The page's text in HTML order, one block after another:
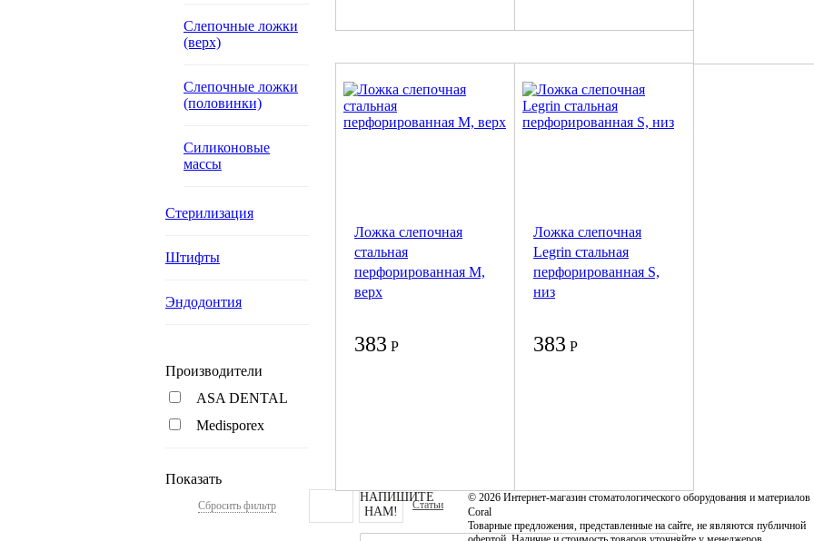
Слепочные ложки
(верх)
Слепочные ложки
(половинки)
Силиконовые
массы
Стерилизация
Штифты
Эндодонтия
Производители
ASA DENTAL
Medisporex
Показать
Сбросить фильтр
Ложка слепочная
стальная
перфорированная M,
верх
383 Р
Ложка слепочная
Legrin стальная
перфорированная S,
низ
383 Р
НАПИШИТЕ
НАМ!
Статьи
© 2026 Интернет-магазин стоматологического оборудования и материалов
Coral
Товарные предложения, представленные на сайте, не являются публичной